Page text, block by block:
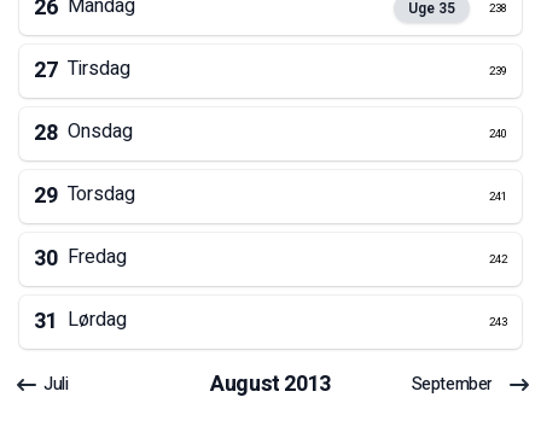
26 Mandag Uge 35 238
27 Tirsdag 239
28 Onsdag 240
29 Torsdag 241
30 Fredag 242
31 Lørdag 243
Juli August2013 September